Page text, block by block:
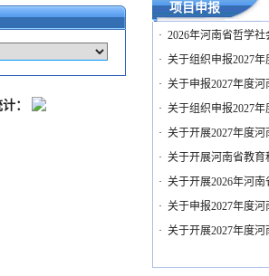
：
项目申报
· 2026年河南省哲学
· 关于组织申报2027
· 关于申报2027年度
· 关于组织申报2027
· 关于开展2027年度
· 关于开展河南省教
· 关于开展2026年河
· 关于申报2027年度
· 关于开展2027年度